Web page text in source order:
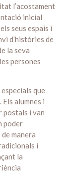
l’acostament
inicial
seus espais i
d’històries de
la seva
persones
que
alumnes i
postals i van
poder
manera
i
la